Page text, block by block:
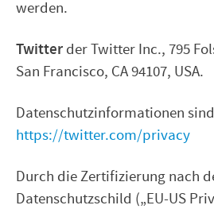
werden.
Twitter der Twitter Inc., 795
San Francisco, CA 94107, USA.
Datenschutzinformationen
https://twitter.com/privacy
Durch die Zertifizierung nach
Datenschutzschild („EU-US